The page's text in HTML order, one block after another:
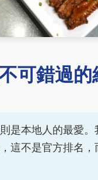
可錯過的
是本地人的最愛
這不是官方排名